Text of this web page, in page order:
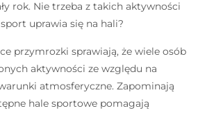
rok. Nie trzeba z takich aktywności
uprawia się na hali?
przymrozki sprawiają, że wiele osób
aktywności ze względu na
atmosferyczne. Zapominają
hale sportowe pomagają